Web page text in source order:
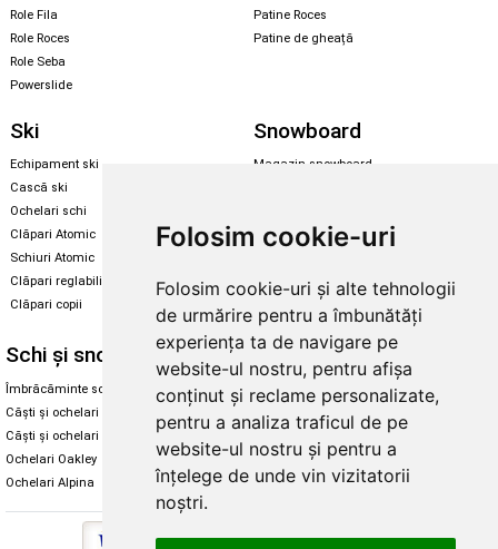
Folosim cookie-uri
Folosim cookie-uri și alte tehnologii
de urmărire pentru a îmbunătăți
experiența ta de navigare pe
website-ul nostru, pentru afișa
conținut și reclame personalizate,
pentru a analiza traficul de pe
website-ul nostru și pentru a
înțelege de unde vin vizitatorii
noștri.
Role Fila
Role Roces
Role Seba
Powerslide
Patine Roces
Patine de gheață
Ski
Echipament ski
Cască ski
Ochelari schi
Clăpari Atomic
Schiuri Atomic
Clăpari reglabili
Clăpari copii
Snowboard
Magazin snowboard
Santa Cruz
Enuff Skateboards
Schi și snowboard
Îmbrăcăminte schi și snowboard
Căști și ochelari de iarnă
Căști și ochelari Alpina
Ochelari Oakley
Ochelari Alpina
Diverse
Cum aleg rolele
Cum aleg ochelarii
Ochelari de soare Oakley
Ochelari de soare Alpina
Intretinere manusi